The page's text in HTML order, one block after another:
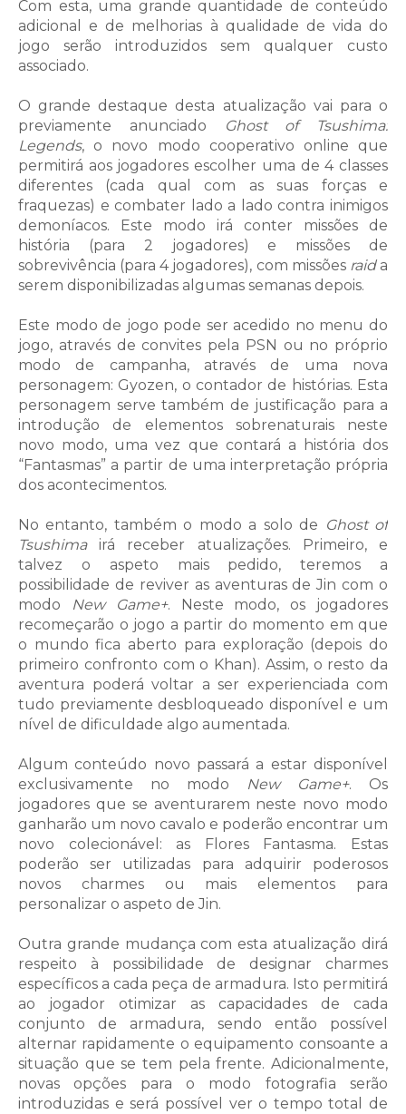
Com esta, uma grande quantidade de conteúdo
adicional e de melhorias à qualidade de vida do
jogo serão introduzidos sem qualquer custo
associado.
O grande destaque desta atualização vai para o
previamente anunciado
Ghost of Tsushima:
Legends, o novo modo cooperativo online que
permitirá aos jogadores escolher uma de 4 classes
diferentes (cada qual com as suas forças e
fraquezas) e combater lado a lado contra inimigos
demoníacos. Este modo irá conter missões de
história (para 2 jogadores) e missões de
sobrevivência (para 4 jogadores), com missões raida
serem disponibilizadas algumas semanas depois.
Este modo de jogo pode ser acedido no menu do
jogo, através de convites pela PSN ou no próprio
modo de campanha, através de uma nova
personagem: Gyozen, o contador de histórias. Esta
personagem serve também de justificação para a
introdução de elementos sobrenaturais neste
novo modo, uma vez que contará a história dos
“Fantasmas” a partir de uma interpretação própria
dos acontecimentos.
No entanto, também o modo a solo de Ghost of
Tsushimairá receber atualizações. Primeiro, e
talvez o aspeto mais pedido, teremos a
possibilidade de reviver as aventuras de Jin com o
modo
New Game+. Neste modo, os jogadores
recomeçarão o jogo a partir do momento em que
o mundo fica aberto para exploração (depois do
primeiro confronto com o Khan). Assim, o resto da
aventura poderá voltar a ser experienciada com
tudo previamente desbloqueado disponível e um
nível de dificuldade algo aumentada.
Algum conteúdo novo passará a estar disponível
exclusivamente no modo
New Game+. Os
jogadores que se aventurarem neste novo modo
ganharão um novo cavalo e poderão encontrar um
novo colecionável: as Flores Fantasma. Estas
poderão ser utilizadas para adquirir poderosos
novos charmes ou mais elementos para
personalizar o aspeto de Jin.
Outra grande mudança com esta atualização dirá
respeito à possibilidade de designar charmes
específicos a cada peça de armadura. Isto permitirá
ao jogador otimizar as capacidades de cada
conjunto de armadura, sendo então possível
alternar rapidamente o equipamento consoante a
situação que se tem pela frente. Adicionalmente,
novas opções para o modo fotografia serão
introduzidas e será possível ver o tempo total de